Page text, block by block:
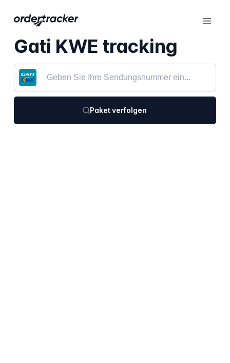
Gati KWE tracking
Paket verfolgen